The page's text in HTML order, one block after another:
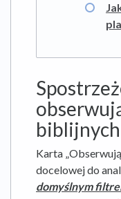
biblijnych
Karta
docelowej do
domyślnym